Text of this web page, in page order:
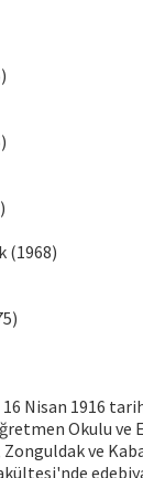
(1968)
Nisan 1916
Okulu ve
ve